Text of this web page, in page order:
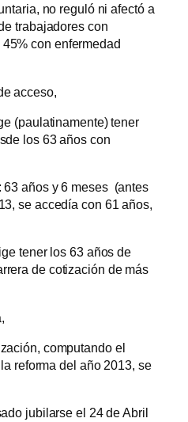
no reguló ni afectó a
trabajadores con
con enfermedad
acceso,
(paulatinamente) tener
los 63 años con
63 años y 6 meses (antes
se accedía con 61 años,
tener los 63 años de
de cotización de más
computando el
reforma del año 2013, se
jubilarse el 24 de Abril